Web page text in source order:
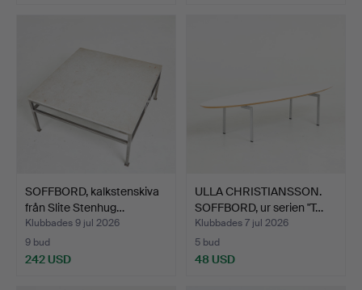
SOFFBORD, kalkstenskiva
från Slite Stenhug…
Klubbades 9 jul 2026
9 bud
242 USD
ULLA CHRISTIANSSON.
SOFFBORD, ur serien "T…
Klubbades 7 jul 2026
5 bud
48 USD